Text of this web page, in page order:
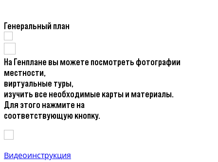
Генеральный план
На Генплане вы можете посмотреть фотографии
местности,
виртуальные туры,
изучить все необходимые карты и материалы.
Для этого нажмите на
соответствующую кнопку.
Видеоинструкция